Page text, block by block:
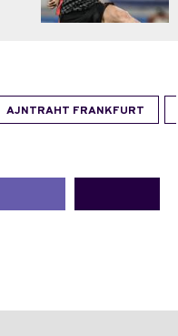
AJNTRAHT FRANKFURT